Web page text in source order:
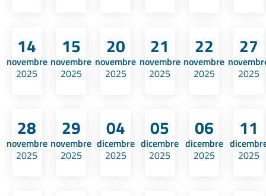
14
novembre
2025
15
novembre
2025
20
novembre
2025
21
novembre
2025
22
novembre
2025
27
2025
28
novembre
2025
29
novembre
2025
04
dicembre
2025
05
dicembre
2025
06
dicembre
2025
11
2025